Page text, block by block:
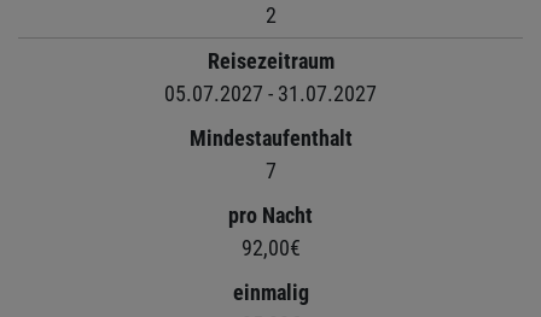
2
Reisezeitraum
05.07.2027 - 31.07.2027
Mindestaufenthalt
7
pro Nacht
92,00€
einmalig